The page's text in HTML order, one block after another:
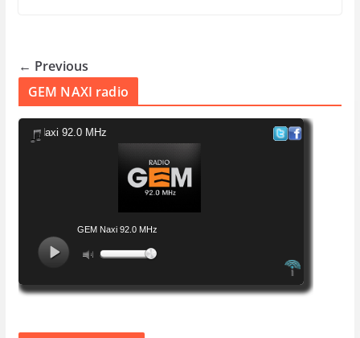
← Previous
GEM NAXI radio